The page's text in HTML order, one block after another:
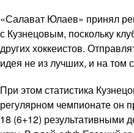
«Салават Юлаев» принял
с Кузнецовым, поскольку
других хоккеистов.
идея не из лучших, и на том
При этом статистика
регулярном чемпионате он
18 (6+12) результативными